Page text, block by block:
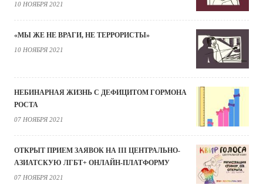
10 НОЯБРЯ 2021
«МЫ ЖЕ НЕ ВРАГИ, НЕ ТЕРРОРИСТЫ»
10 НОЯБРЯ 2021
НЕБИНАРНАЯ ЖИЗНЬ С ДЕФИЦИТОМ ГОРМОНА
РОСТА
07 НОЯБРЯ 2021
ОТКРЫТ ПРИЕМ ЗАЯВОК НА III ЦЕНТРАЛЬНО-
АЗИАТСКУЮ ЛГБТ+ ОНЛАЙН-ПЛАТФОРМУ
07 НОЯБРЯ 2021